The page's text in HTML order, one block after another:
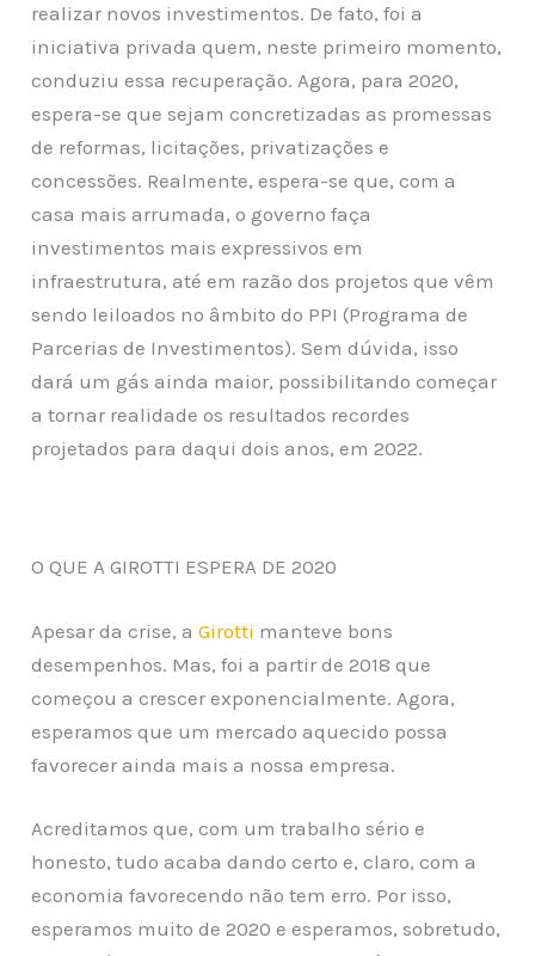
realizar novos investimentos. De fato, foi a
iniciativa privada quem, neste primeiro momento,
conduziu essa recuperação. Agora, para 2020,
espera-se que sejam concretizadas as promessas
de reformas, licitações, privatizações e
concessões. Realmente, espera-se que, com a
casa mais arrumada, o governo faça
investimentos mais expressivos em
infraestrutura, até em razão dos projetos que vêm
sendo leiloados no âmbito do PPI (Programa de
Parcerias de Investimentos). Sem dúvida, isso
dará um gás ainda maior, possibilitando começar
a tornar realidade os resultados recordes
projetados para daqui dois anos, em 2022.
O QUE A GIROTTI ESPERA DE 2020
Apesar da crise, aGirotti manteve bons
desempenhos. Mas, foi a partir de 2018 que
começou a crescer exponencialmente. Agora,
esperamos que um mercado aquecido possa
favorecer ainda mais a nossa empresa.
Acreditamos que, com um trabalho sério e
honesto, tudo acaba dando certo e, claro, com a
economia favorecendo não tem erro. Por isso,
esperamos muito de 2020 e esperamos, sobretudo,